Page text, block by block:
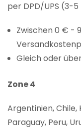
per DPD/UPS (3-5
Zwischen 0 € -
Gleich oder
Zone 4
Argentinien, Chile,
Paraguay, Peru,